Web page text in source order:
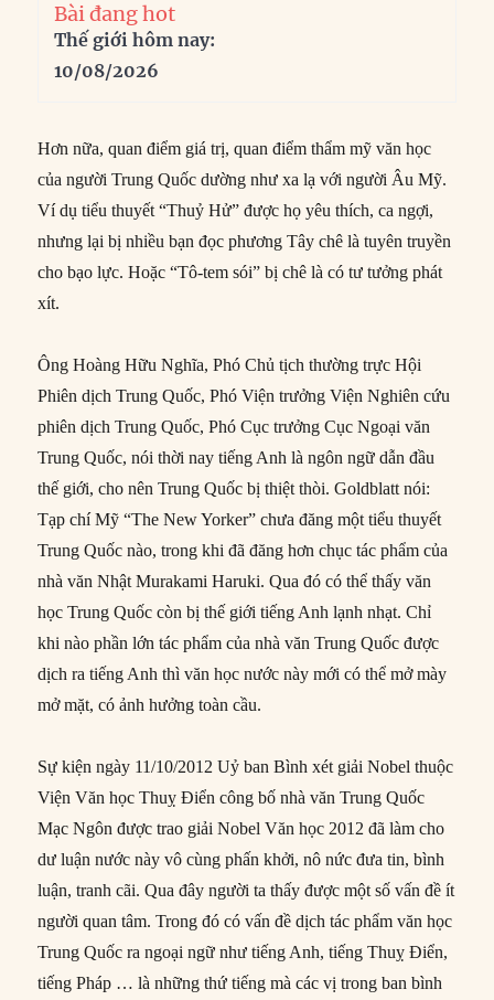
Bài đang hot
Thế giới hôm nay:
10/08/2026
Hơn nữa, quan điểm giá trị, quan điểm thẩm mỹ văn học
của người Trung Quốc dường như xa lạ với người Âu Mỹ.
Ví dụ tiểu thuyết “Thuỷ Hử” được họ yêu thích, ca ngợi,
nhưng lại bị nhiều bạn đọc phương Tây chê là tuyên truyền
cho bạo lực. Hoặc “Tô-tem sói” bị chê là có tư tưởng phát
xít.
Ông Hoàng Hữu Nghĩa, Phó Chủ tịch thường trực Hội
Phiên dịch Trung Quốc, Phó Viện trưởng Viện Nghiên cứu
phiên dịch Trung Quốc, Phó Cục trưởng Cục Ngoại văn
Trung Quốc, nói thời nay tiếng Anh là ngôn ngữ dẫn đầu
thế giới, cho nên Trung Quốc bị thiệt thòi. Goldblatt nói:
Tạp chí Mỹ “The New Yorker” chưa đăng một tiểu thuyết
Trung Quốc nào, trong khi đã đăng hơn chục tác phẩm của
nhà văn Nhật Murakami Haruki. Qua đó có thể thấy văn
học Trung Quốc còn bị thế giới tiếng Anh lạnh nhạt. Chỉ
khi nào phần lớn tác phẩm của nhà văn Trung Quốc được
dịch ra tiếng Anh thì văn học nước này mới có thể mở mày
mở mặt, có ảnh hưởng toàn cầu.
Sự kiện ngày 11/10/2012 Uỷ ban Bình xét giải Nobel thuộc
Viện Văn học Thuỵ Điển công bố nhà văn Trung Quốc
Mạc Ngôn được trao giải Nobel Văn học 2012 đã làm cho
dư luận nước này vô cùng phấn khởi, nô nức đưa tin, bình
luận, tranh cãi. Qua đây người ta thấy được một số vấn đề ít
người quan tâm. Trong đó có vấn đề dịch tác phẩm văn học
Trung Quốc ra ngoại ngữ như tiếng Anh, tiếng Thuỵ Điển,
tiếng Pháp … là những thứ tiếng mà các vị trong ban bình